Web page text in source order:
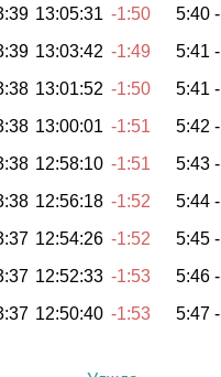
13:05:31 -1:50 5:40 -
13:03:42 -1:49 5:41 -
13:01:52 -1:50 5:41 -
13:00:01 -1:51 5:42 -
12:58:10 -1:51 5:43 -
12:56:18 -1:52 5:44 -
12:54:26 -1:52 5:45 -
12:52:33 -1:53 5:46 -
12:50:40 -1:53 5:47 -